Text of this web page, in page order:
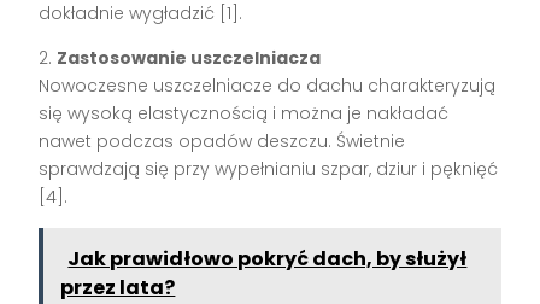
dokładnie wygładzić [1].
2. Zastosowanie uszczelniacza
Nowoczesne uszczelniacze do dachu charakteryzują
się wysoką elastycznością i można je nakładać
nawet podczas opadów deszczu. Świetnie
sprawdzają się przy wypełnianiu szpar, dziur i pęknięć
[4].
Jak prawidłowo pokryć dach, by służył
przez lata?